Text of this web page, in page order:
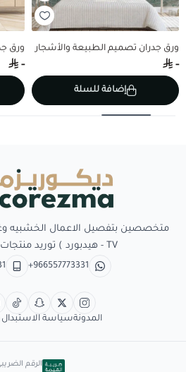
ورق جدران تصميم الطبيعة والأشجار
-
إضافة للسلة
ورق
-
متخصصين بتفصيل الاعمال الخشبيه
TV - هيدبورد ) توريد منتجات وبدائل الديكور
+966557773331
المدونةسياسة الاستبدال
الرقم